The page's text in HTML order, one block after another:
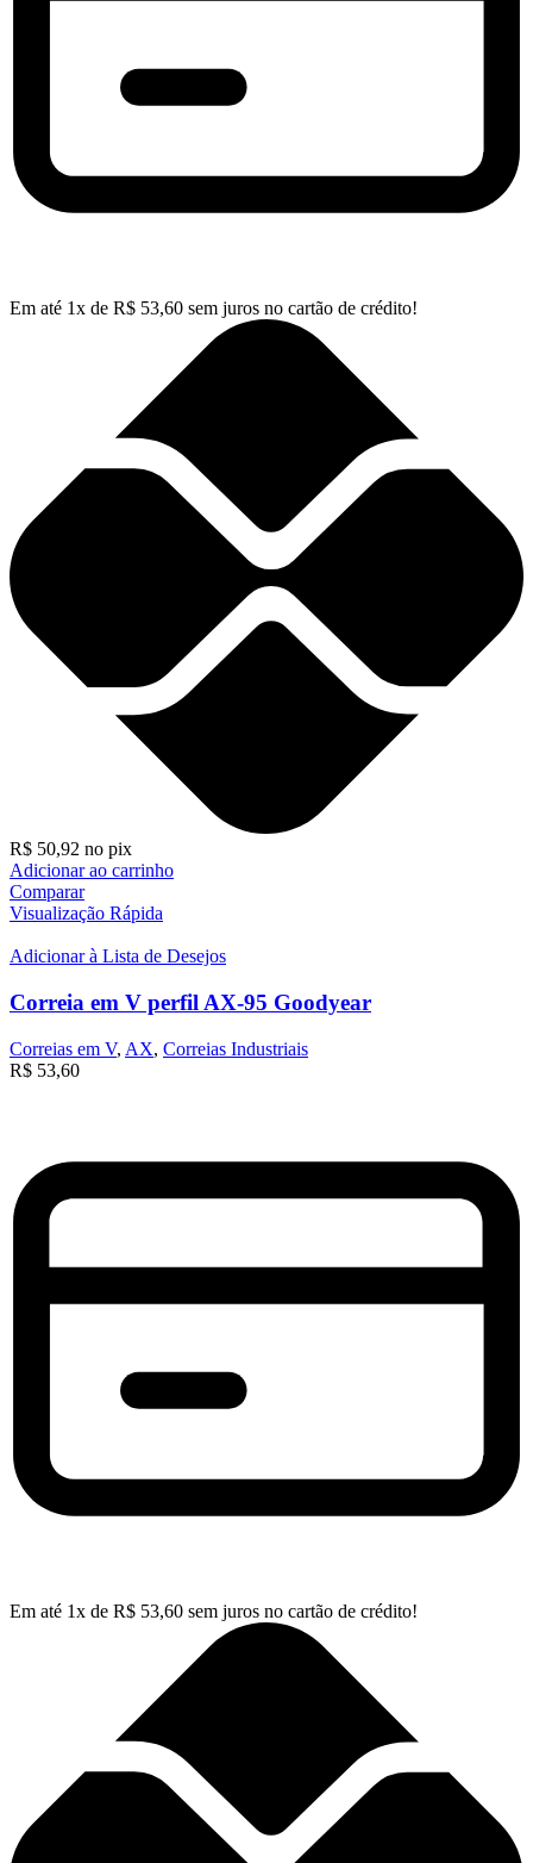
Em até 1x de R$ 53,60 sem juros no cartão de crédito!
R$ 50,92 no pix
Adicionar ao carrinho
Comparar
Visualização Rápida
Adicionar à Lista de Desejos
Correia em V perfil AX-95 Goodyear
Correias em V, AX, Correias Industriais
R$ 53,60
Em até 1x de R$ 53,60 sem juros no cartão de crédito!